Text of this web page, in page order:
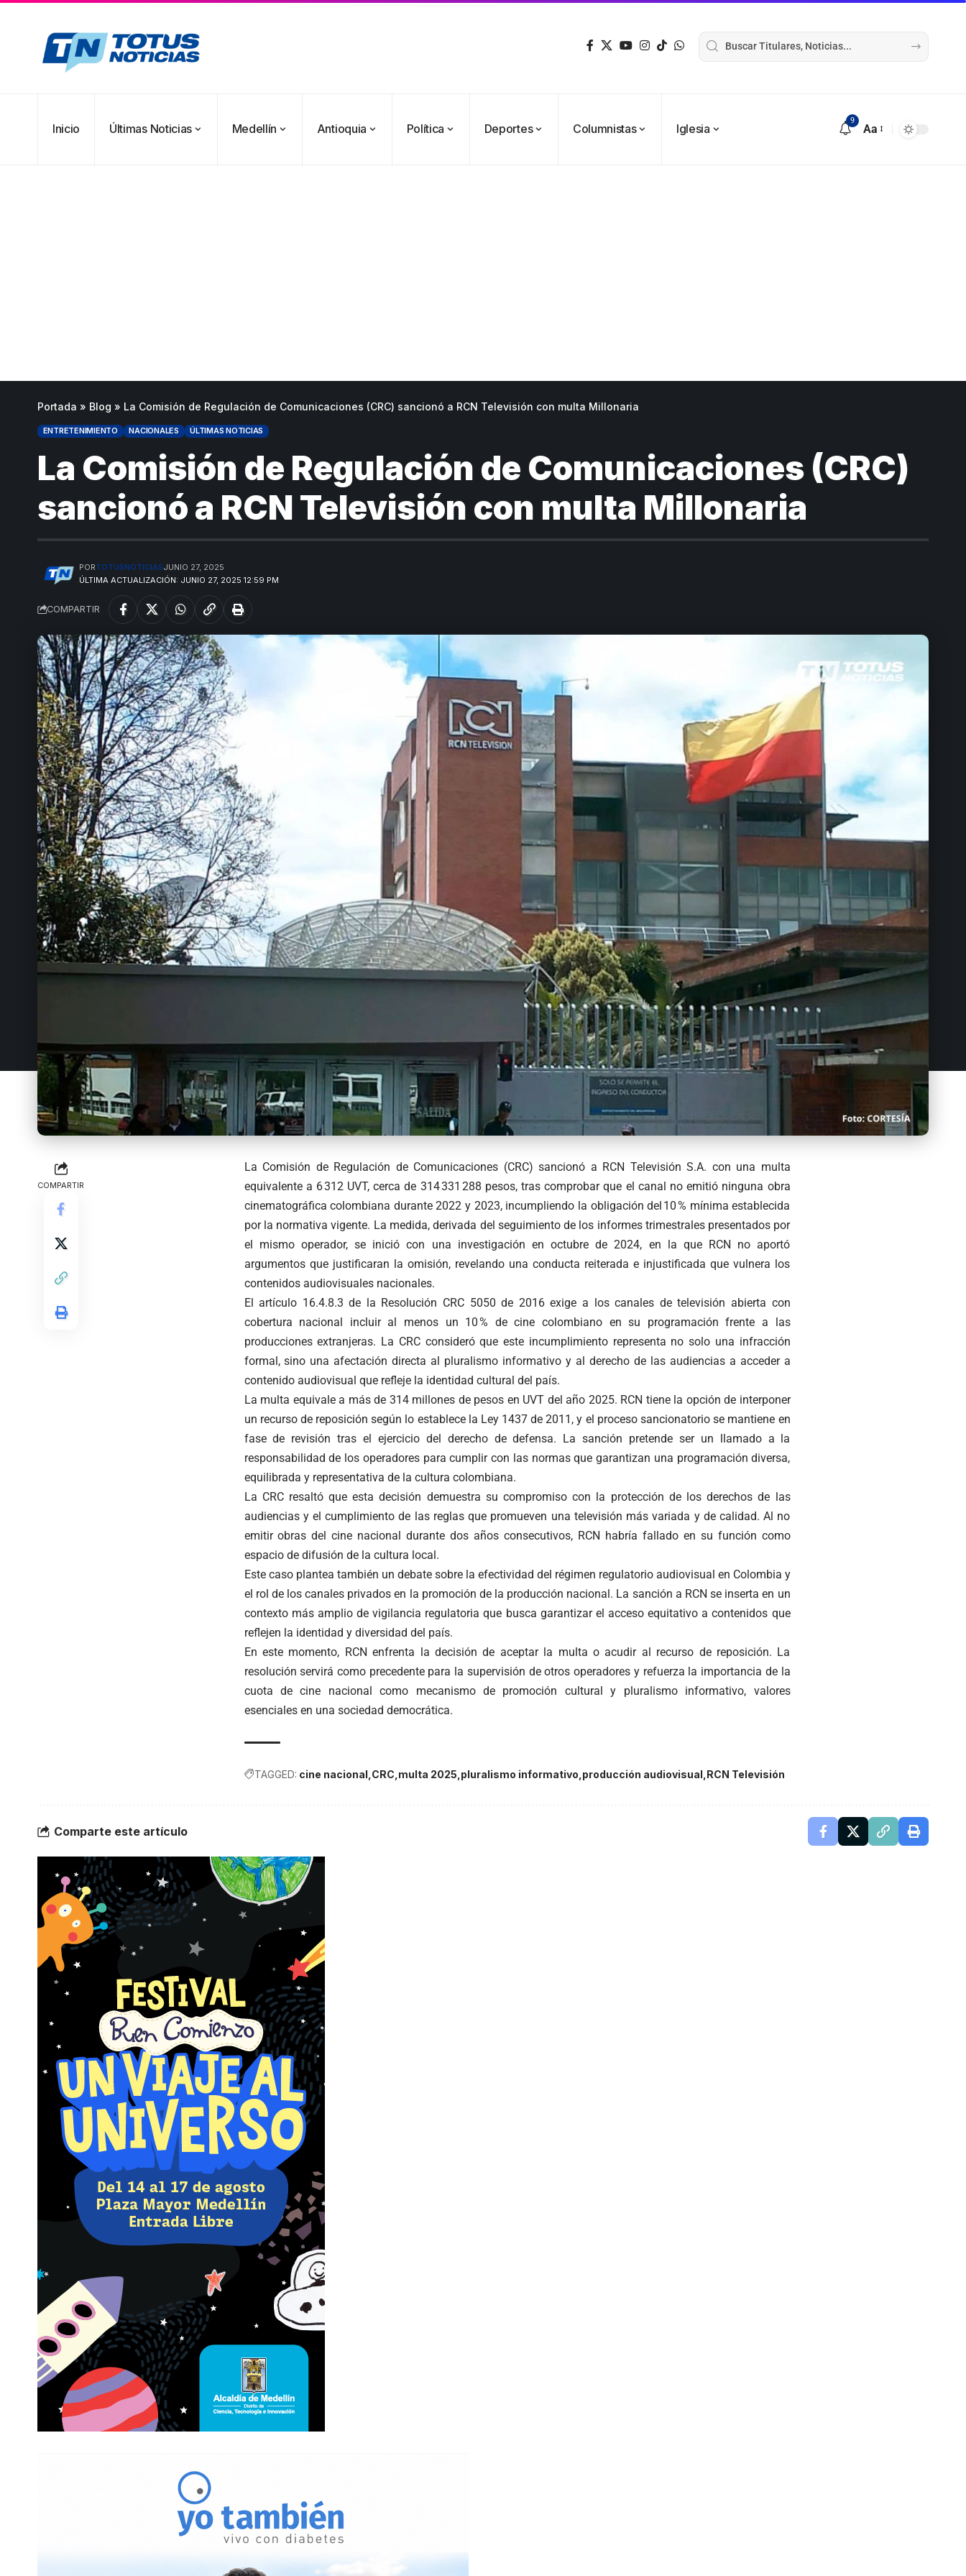
Inicio Últimas Noticias Medellín Antioquia Política Deportes Columnistas Iglesia
9
Aa
Portada » Blog » La Comisión de Regulación de Comunicaciones (CRC) sancionó a RCN Televisión con multa Millonaria
ENTRETENIMIENTO NACIONALES ÚLTIMAS NOTICIAS
La Comisión de Regulación de Comunicaciones (CRC)
sancionó a RCN Televisión con multa Millonaria
ÚLTIMA ACTUALIZACIÓN: JUNIO 27, 2025 12:59 PM
PORTOTUSNOTICIASJUNIO 27, 2025
COMPARTIR
COMPARTIR
La Comisión de Regulación de Comunicaciones (CRC) sancionó a RCN Televisión S.A. con una multa
equivalente a 6 312 UVT, cerca de 314 331 288 pesos, tras comprobar que el canal no emitió ninguna obra
cinematográfica colombiana durante 2022 y 2023, incumpliendo la obligación del 10 % mínima establecida
por la normativa vigente. La medida, derivada del seguimiento de los informes trimestrales presentados por
el mismo operador, se inició con una investigación en octubre de 2024, en la que RCN no aportó
argumentos que justificaran la omisión, revelando una conducta reiterada e injustificada que vulnera los
contenidos audiovisuales nacionales.
El artículo 16.4.8.3 de la Resolución CRC 5050 de 2016 exige a los canales de televisión abierta con
cobertura nacional incluir al menos un 10 % de cine colombiano en su programación frente a las
producciones extranjeras. La CRC consideró que este incumplimiento representa no solo una infracción
formal, sino una afectación directa al pluralismo informativo y al derecho de las audiencias a acceder a
contenido audiovisual que refleje la identidad cultural del país.
La multa equivale a más de 314 millones de pesos en UVT del año 2025. RCN tiene la opción de interponer
un recurso de reposición según lo establece la Ley 1437 de 2011, y el proceso sancionatorio se mantiene en
fase de revisión tras el ejercicio del derecho de defensa. La sanción pretende ser un llamado a la
responsabilidad de los operadores para cumplir con las normas que garantizan una programación diversa,
equilibrada y representativa de la cultura colombiana.
La CRC resaltó que esta decisión demuestra su compromiso con la protección de los derechos de las
audiencias y el cumplimiento de las reglas que promueven una televisión más variada y de calidad. Al no
emitir obras del cine nacional durante dos años consecutivos, RCN habría fallado en su función como
espacio de difusión de la cultura local.
Este caso plantea también un debate sobre la efectividad del régimen regulatorio audiovisual en Colombia y
el rol de los canales privados en la promoción de la producción nacional. La sanción a RCN se inserta en un
contexto más amplio de vigilancia regulatoria que busca garantizar el acceso equitativo a contenidos que
reflejen la identidad y diversidad del país.
En este momento, RCN enfrenta la decisión de aceptar la multa o acudir al recurso de reposición. La
resolución servirá como precedente para la supervisión de otros operadores y refuerza la importancia de la
cuota de cine nacional como mecanismo de promoción cultural y pluralismo informativo, valores
esenciales en una sociedad democrática.
TAGGED: cine nacional CRC multa 2025 pluralismo informativo producción audiovisual RCN Televisión
Comparte este artículo